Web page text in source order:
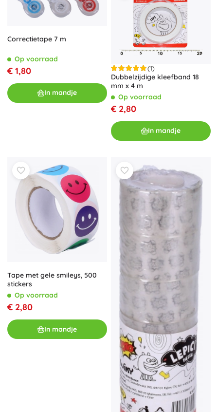
Correctietape 7 m
Op voorraad
€ 1,80
In mandje
(1)
Dubbelzijdige kleefband 18
mm x 4 m
Op voorraad
€ 2,80
In mandje
Tape met gele smileys, 500
stickers
Op voorraad
€ 2,80
In mandje